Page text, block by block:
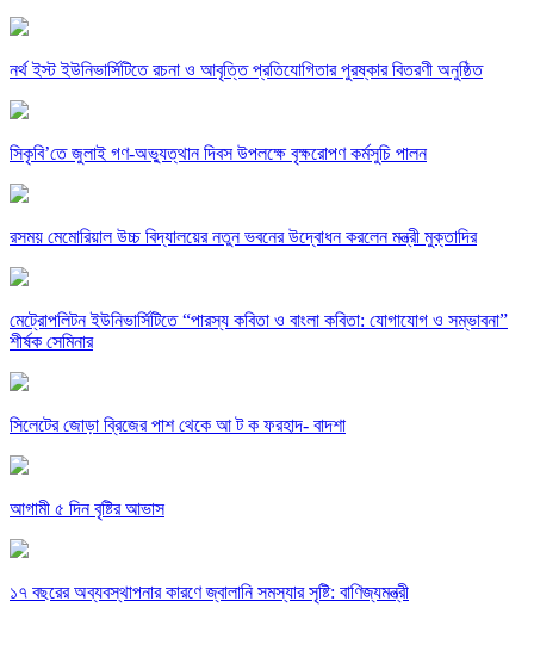
নর্থ ইস্ট ইউনিভার্সিটিতে রচনা ও আবৃত্তি প্রতিযোগিতার পুরষ্কার বিতরণী অনুষ্ঠিত
সিকৃবি’তে জুলাই গণ-অভ্যুত্থান দিবস উপলক্ষে বৃক্ষরোপণ কর্মসুচি পালন
রসময় মেমোরিয়াল উচ্চ বিদ্যালয়ের নতুন ভবনের উদ্বোধন করলেন মন্ত্রী মুক্তাদির
মেট্রোপলিটন ইউনিভার্সিটিতে “পারস্য কবিতা ও বাংলা কবিতা: যোগাযোগ ও সম্ভাবনা”
শীর্ষক সেমিনার
সিলেটের জোড়া ব্রিজের পাশ থেকে আ ট ক ফরহাদ- বাদশা
আগামী ৫ দিন বৃষ্টির আভাস
১৭ বছরের অব্যবস্থাপনার কারণে জ্বালানি সমস্যার সৃষ্টি: বাণিজ্যমন্ত্রী